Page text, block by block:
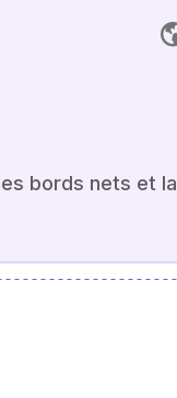
bords nets et la